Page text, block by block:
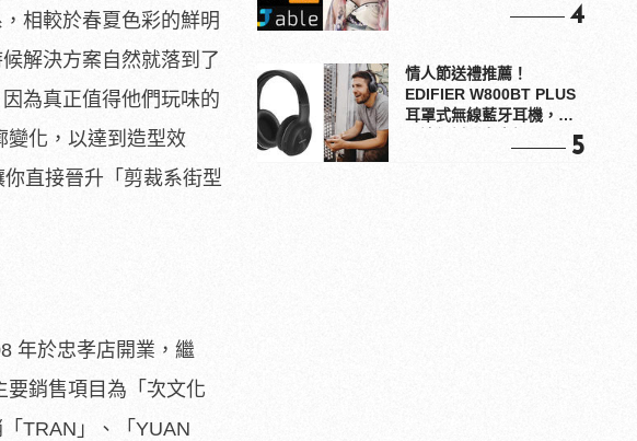
相較於春夏色彩的鮮明
解決方案自然就落到了
為真正值得他們玩味的
變化，以達到造型效
直接晉升「剪裁系街型
年於忠孝店開業，繼
要銷售項目為「次文化
TRAN」、「YUAN
4
情人節送禮推薦！
EDIFIER W800BT PLUS
耳罩式無線藍牙耳機，在
5